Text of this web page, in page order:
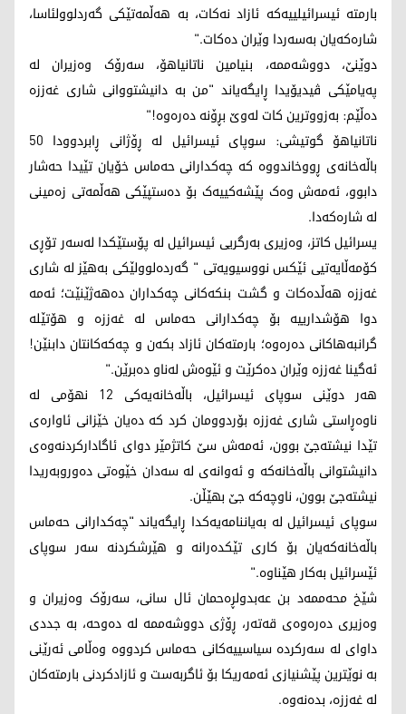
بارمتە ئیسرائیلییەکە ئازاد نەکات، بە هەڵمەتێکی گەردلوولئاسا،
شارەکەیان بەسەردا وێران دەکات."
دوێنێ، دووشەممە، بنیامین ناتانیاهۆ، سەرۆک وەزیران لە
پەیامێکی ڤیدیۆیدا ڕایگەیاند "من بە دانیشتووانی شاری غەززە
دەڵێم: بەزووترین کات لەوێ بڕۆنە دەرەوە!"
ناتانیاهۆ گوتیشی: سوپای ئیسرائیل لە ڕۆژانی ڕابردوودا 50
باڵەخانەی ڕووخاندووە کە چەکدارانی حەماس خۆیان تێیدا حەشار
دابوو، ئەمەش وەک پێشەکییەک بۆ دەستپێکی هەڵمەتی زەمینی
لە شارەکەدا.
یسرائیل کاتز، وەزیری بەرگریی ئیسرائیل لە پۆستێکدا لەسەر تۆڕی
کۆمەڵایەتیی ئێکس نووسیویەتی " گەردەلوولێکی بەهێز لە شاری
غەززە هەڵدەکات و گشت بنکەکانی چەکداران دەهەژێنێت؛ ئەمە
دوا هۆشدارییە بۆ چەکدارانی حەماس لە غەززە و هۆتێلە
گرانبەهاکانی دەرەوە؛ بارمتەکان ئازاد بکەن و چەکەکانتان دابنێن!
ئەگینا غەززە وێران دەکرێت و ئێوەش لەناو دەبرێن."
هەر دوێنی سوپای ئیسرائیل، باڵەخانەیەکی 12 نهۆمی لە
ناوەڕاستی شاری غەززە بۆردوومان کرد کە دەیان خێزانی ئاوارەی
تێدا نیشتەجێ بوون، ئەمەش سێ کاتژمێر دوای ئاگادارکردنەوەی
دانیشتوانی باڵەخانەکە و ئەوانەی لە سەدان خێوەتی دەوروبەریدا
نیشتەجێ بوون، ناوچەکە جێ بهێڵن.
سوپای ئیسرائیل لە بەیاننامەیەکدا ڕایگەیاند "چەکدارانی حەماس
باڵەخانەکەیان بۆ کاری تێکدەرانە و ‌هێرشکردنە سەر سوپای
ئێسرائیل بەکار هێناوە."
شێخ محەممەد بن عەبدولڕەحمان ئال سانی، سەرۆک وەزیران و
وەزیری دەرەوەی قەتەر، ڕۆژی دووشەممە لە دەوحە، بە جددی
داوای لە سەرکردە سیاسییەکانی حەماس کردووە وەڵامی ئەرێنی
بە نوێترین پێشنیازی ئەمەریکا بۆ ئاگربەست و ئازادکردنی بارمتەکان
لە غەززە، بدەنەوە.